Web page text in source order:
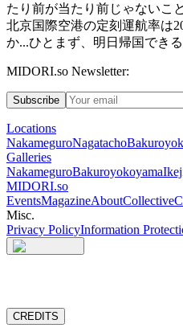
たり前が当たり前じゃないこ
北京国際空港の定刻運航率は
か...ひとまず、明日帰国でき
MIDORI.so Newsletter:
Subscribe
Locations
NakameguroNagatacho
Galleries
NakameguroBakuroyokoyama
MIDORI.so
EventsMagazineAboutCollective
Misc.
Privacy PolicyInformation
CREDITS